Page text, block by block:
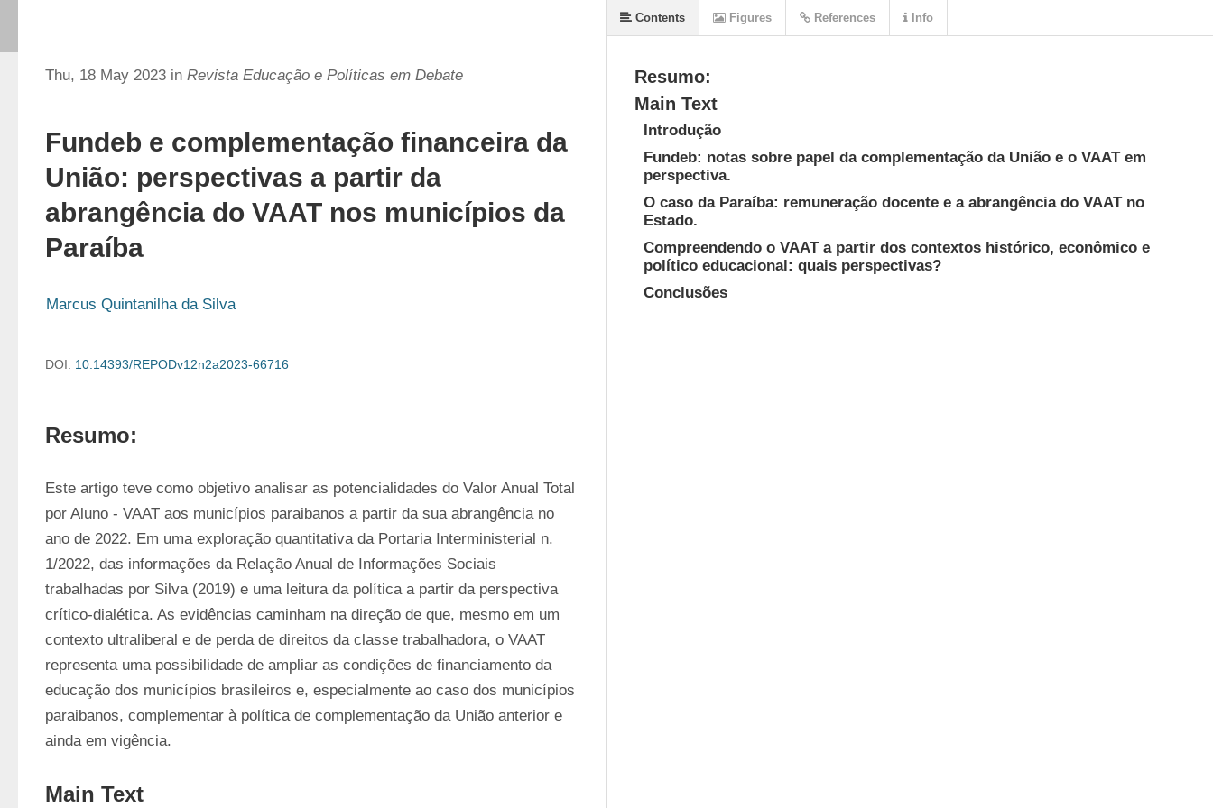
Thu, 18 May 2023 in Revista Educação e Políticas em Debate
Fundeb e complementação financeira da
União: perspectivas a partir da
abrangência do VAAT nos municípios da
Paraíba
Marcus Quintanilha da Silva
DOI: 10.14393/REPODv12n2a2023-66716
Resumo:
Este artigo teve como objetivo analisar as potencialidades do Valor Anual Total
por Aluno - VAAT aos municípios paraibanos a partir da sua abrangência no
ano de 2022. Em uma exploração quantitativa da Portaria Interministerial n.
1/2022, das informações da Relação Anual de Informações Sociais
trabalhadas por Silva (2019) e uma leitura da política a partir da perspectiva
crítico-dialética. As evidências caminham na direção de que, mesmo em um
contexto ultraliberal e de perda de direitos da classe trabalhadora, o VAAT
representa uma possibilidade de ampliar as condições de financiamento da
educação dos municípios brasileiros e, especialmente ao caso dos municípios
paraibanos, complementar à política de complementação da União anterior e
ainda em vigência.
Main Text
Resumo:
Main Text
Introdução
Fundeb: notas sobre papel da complementação da União e o VAAT em
perspectiva.
O caso da Paraíba: remuneração docente e a abrangência do VAAT no
Estado.
Compreendendo o VAAT a partir dos contextos histórico, econômico e
político educacional: quais perspectivas?
Conclusões
Contents Figures References Info